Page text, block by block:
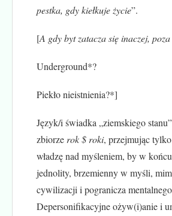
pestka, gdy kiełkuje życie”.
[A gdy byt zatacza się inaczej,
Underground*?
Piekło nieistnienia?*]
Język/i świadka „ziemskiego
zbiorzerok $ roki, przejmując
władzę nad myśleniem, by w
jednolity, brzemienny w myśli,
cywilizacji i pogranicza
Depersonifikacyjne ożyw(i)anie i